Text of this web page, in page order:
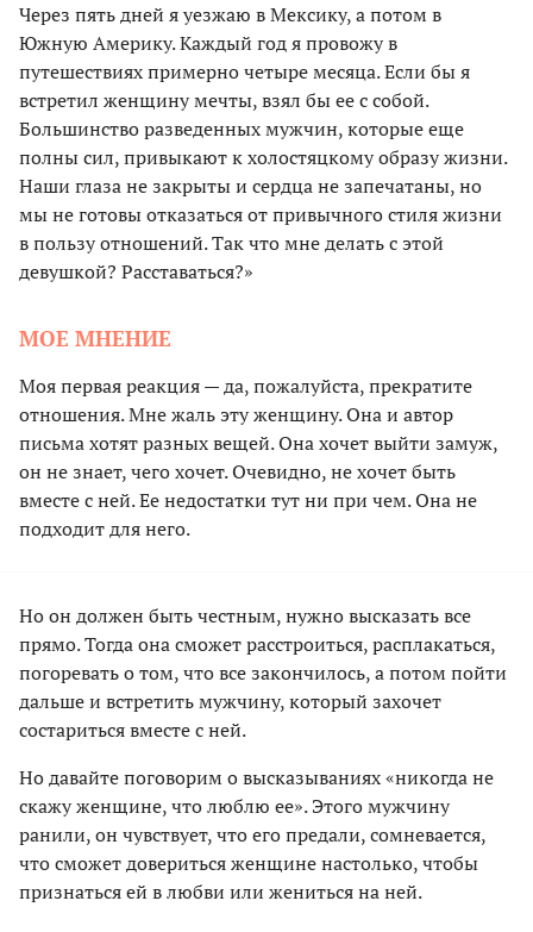
Через пять дней я уезжаю в Мексику, а потом в
Южную Америку. Каждый год я провожу в
путешествиях примерно четыре месяца. Если бы я
встретил женщину мечты, взял бы ее с собой.
Большинство разведенных мужчин, которые еще
полны сил, привыкают к холостяцкому образу жизни.
Наши глаза не закрыты и сердца не запечатаны, но
мы не готовы отказаться от привычного стиля жизни
в пользу отношений. Так что мне делать с этой
девушкой? Расставаться?»
МОЕ МНЕНИЕ
Моя первая реакция — да, пожалуйста, прекратите
отношения. Мне жаль эту женщину. Она и автор
письма хотят разных вещей. Она хочет выйти замуж,
он не знает, чего хочет. Очевидно, не хочет быть
вместе с ней. Ее недостатки тут ни при чем. Она не
подходит для него.
Но он должен быть честным, нужно высказать все
прямо. Тогда она сможет расстроиться, расплакаться,
погоревать о том, что все закончилось, а потом пойти
дальше и встретить мужчину, который захочет
состариться вместе с ней.
Но давайте поговорим о высказываниях «никогда не
скажу женщине, что люблю ее». Этого мужчину
ранили, он чувствует, что его предали, сомневается,
что сможет довериться женщине настолько, чтобы
признаться ей в любви или жениться на ней.